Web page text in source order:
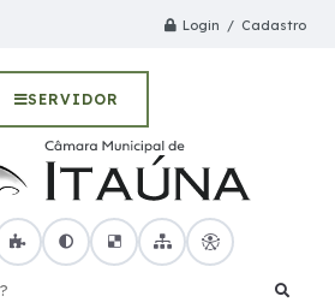
Login / Cadastro
SERVIDOR